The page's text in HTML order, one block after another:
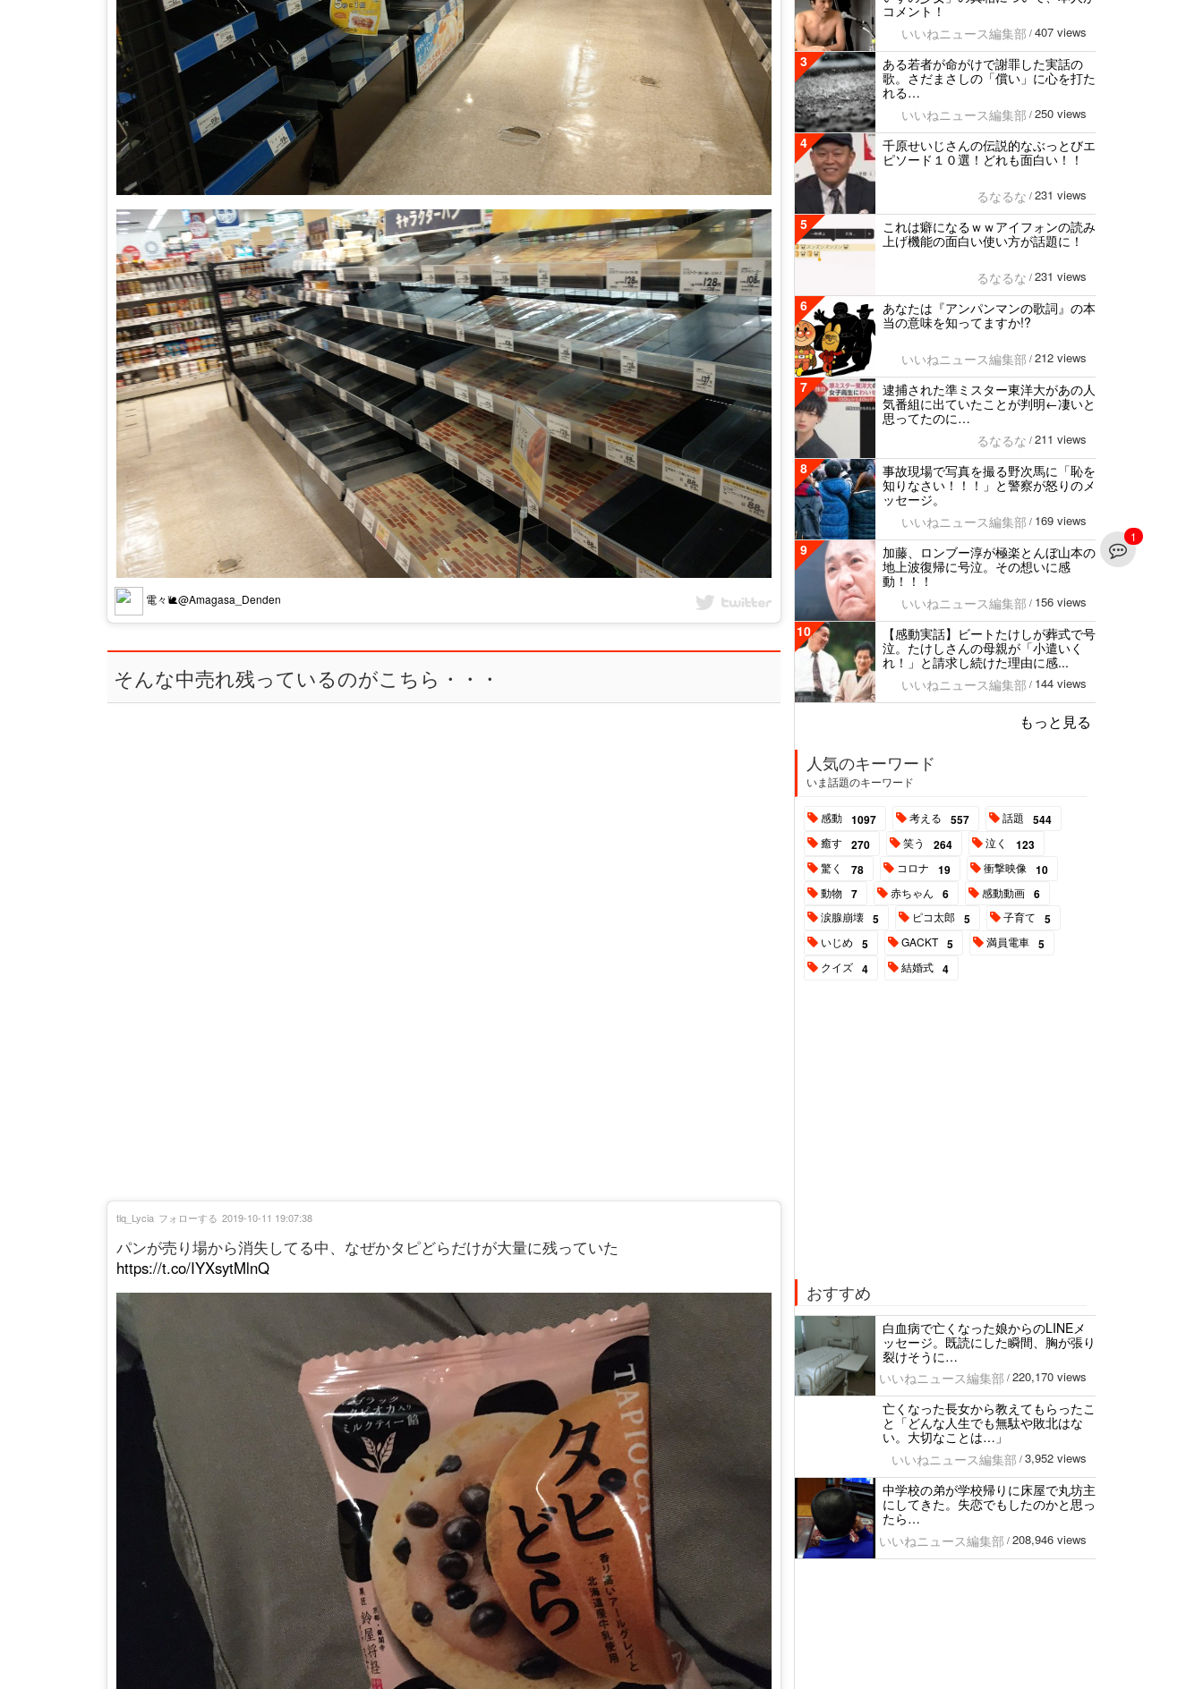
電々🐌@Amagasa_Denden
そんな中売れ残っているのがこちら・・・
パンが売り場から消失してる中、なぜかタピどらだけが大量に残っていた
https://t.co/IYXsytMlnQ
tlq_Lycia フォローする 2019-10-11 19:07:38
1
コメント！
いいねニュース編集部 / 407 views
3
ある若者が命がけで謝罪した実話の
歌。さだまさしの「償い」に心を打た
れる…
いいねニュース編集部 / 250 views
4
千原せいじさんの伝説的なぶっとびエ
ピソード１０選！どれも面白い！！
るなるな / 231 views
5
これは癖になるｗｗアイフォンの読み
上げ機能の面白い使い方が話題に！
るなるな / 231 views
6
あなたは『アンパンマンの歌詞』の本
当の意味を知ってますか!?
いいねニュース編集部 / 212 views
7
逮捕された準ミスター東洋大があの人
気番組に出ていたことが判明←凄いと
思ってたのに…
るなるな / 211 views
8
事故現場で写真を撮る野次馬に「恥を
知りなさい！！！」と警察が怒りのメ
ッセージ。
いいねニュース編集部 / 169 views
9
加藤、ロンブー淳が極楽とんぼ山本の
地上波復帰に号泣。その想いに感
動！！！
いいねニュース編集部 / 156 views
10
【感動実話】ビートたけしが葬式で号
泣。たけしさんの母親が「小遣いく
れ！」と請求し続けた理由に感...
いいねニュース編集部 / 144 views
もっと見る
人気のキーワード
いま話題のキーワード
感動 1097 考える 557 話題 544
癒す 270 笑う 264 泣く 123
驚く 78 コロナ 19 衝撃映像 10
動物 7 赤ちゃん 6 感動動画 6
涙腺崩壊 5 ピコ太郎 5 子育て 5
いじめ 5 GACKT 5 満員電車 5
クイズ 4 結婚式 4
おすすめ
白血病で亡くなった娘からのLINEメ
ッセージ。既読にした瞬間、胸が張り
裂けそうに…
いいねニュース編集部 / 220,170 views
亡くなった長女から教えてもらったこ
と「どんな人生でも無駄や敗北はな
い。大切なことは…」
いいねニュース編集部 / 3,952 views
中学校の弟が学校帰りに床屋で丸坊主
にしてきた。失恋でもしたのかと思っ
たら…
いいねニュース編集部 / 208,946 views